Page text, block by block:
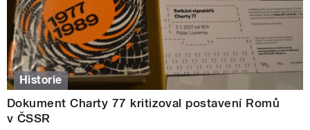
Historie
Dokument Charty 77 kritizoval postavení Romů
v ČSSR